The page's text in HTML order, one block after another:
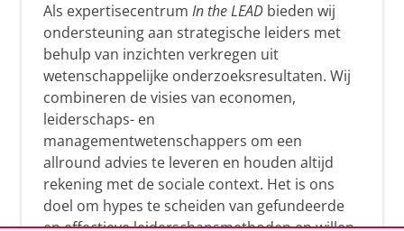
Als expertisecentrum In the LEAD bieden wij
ondersteuning aan strategische leiders met
behulp van inzichten verkregen uit
wetenschappelijke onderzoeksresultaten. Wij
combineren de visies van economen,
leiderschaps- en
managementwetenschappers om een
allround advies te leveren en houden altijd
rekening met de sociale context. Het is ons
doel om hypes te scheiden van gefundeerde